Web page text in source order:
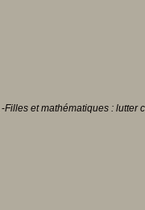
-Filles et mathématiques : lutter